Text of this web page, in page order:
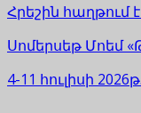
Հրեշին
Սոմերսեթ Մոեմ
4-11 հուլիսի 2026թ.